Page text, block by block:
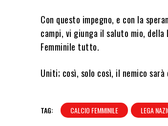
Con questo impegno, e con la
campi, vi giunga il saluto mio,
Femminile tutto.
Uniti; così, solo così, il nemico
TAG: CALCIO FEMMINILE LEGA